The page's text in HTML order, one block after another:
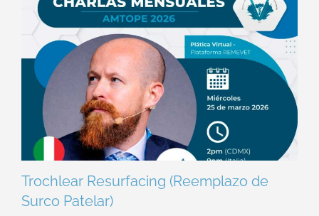
Trochlear Resurfacing (Reemplazo de
Surco Patelar)